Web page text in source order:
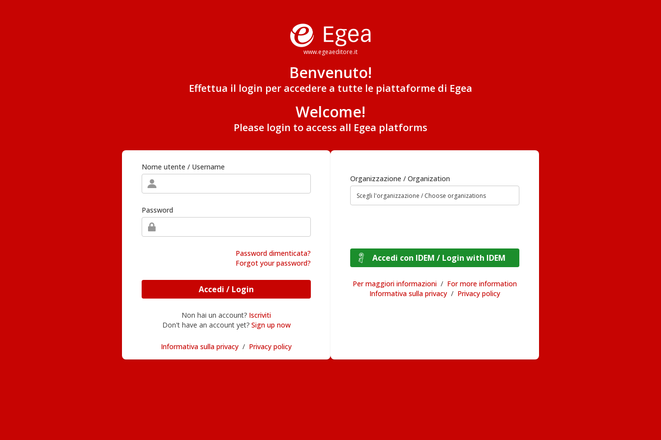
www.egeaeditore.it
Benvenuto!
Effettua il login per accedere a tutte le piattaforme di Egea
Welcome!
Please login to access all Egea platforms
Nome utente / Username
Password
Password dimenticata?
Forgot your password?
Accedi / Login
Non hai un account? Iscriviti
Don't have an account yet? Sign up now
Informativa sulla privacy / Privacy policy
Organizzazione / Organization
Accedi con IDEM / Login with IDEM
Per maggiori informazioni / For more information
Informativa sulla privacy / Privacy policy